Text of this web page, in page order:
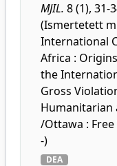
MJIL. 8 (1), 31-
(Ismertetett
International
Africa :
the
Gross
Humanitarian
/Ottawa :
-)
DEA